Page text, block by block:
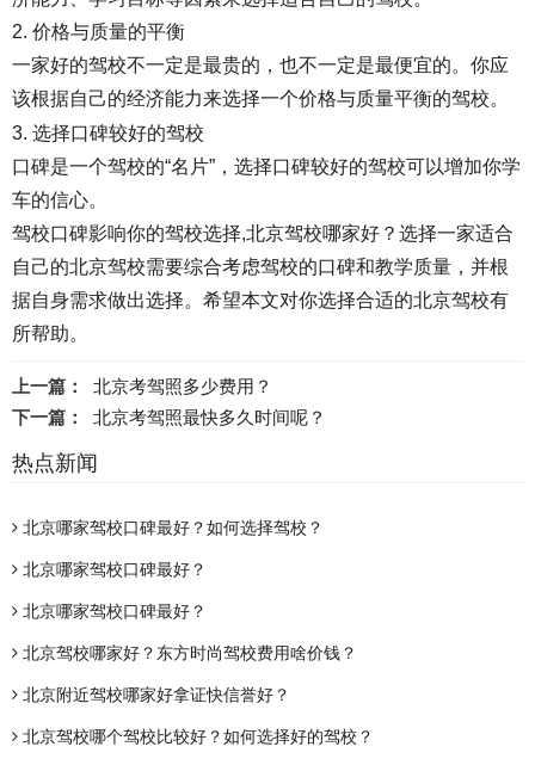
2. 价格与质量的平衡
一家好的驾校不一定是最贵的，也不一定是最便宜的。你应
该根据自己的经济能力来选择一个价格与质量平衡的驾校。
3. 选择口碑较好的驾校
口碑是一个驾校的“名片”，选择口碑较好的驾校可以增加你学
车的信心。
驾校口碑影响你的驾校选择,北京驾校哪家好？选择一家适合
自己的北京驾校需要综合考虑驾校的口碑和教学质量，并根
据自身需求做出选择。希望本文对你选择合适的北京驾校有
所帮助。
上一篇：
北京考驾照多少费用？​
下一篇：
北京考驾照最快多久时间呢？
热点新闻
北京哪家驾校口碑最好？如何选择驾校？
北京哪家驾校口碑最好？
北京哪家驾校口碑最好？
北京驾校哪家好？东方时尚驾校费用啥价钱？
北京附近驾校哪家好拿证快信誉好？
北京驾校哪个驾校比较好？如何选择好的驾校？